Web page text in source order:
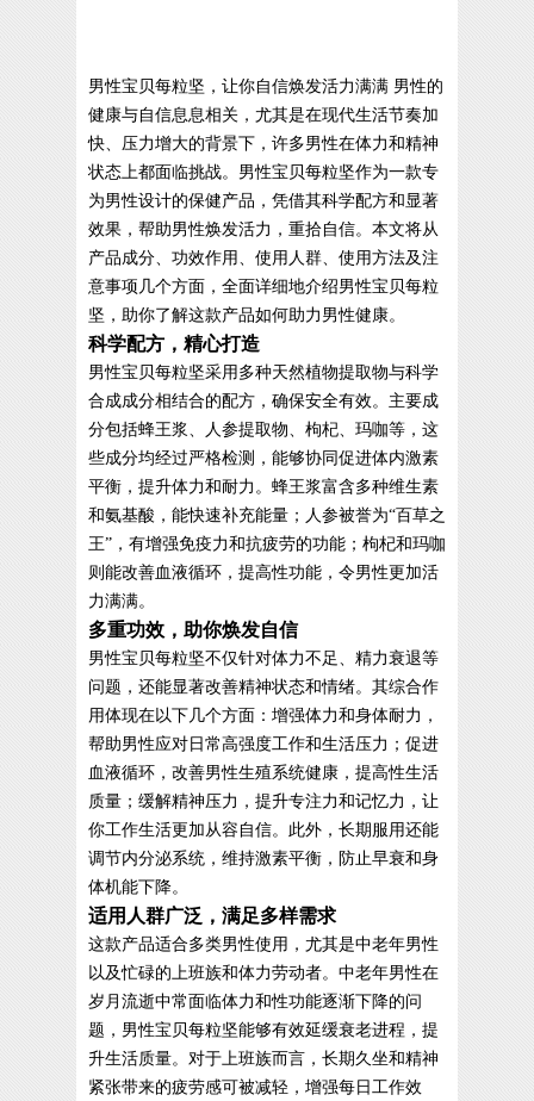
男性宝贝每粒坚，让你自信焕发活力满满 男性的
健康与自信息息相关，尤其是在现代生活节奏加
快、压力增大的背景下，许多男性在体力和精神
状态上都面临挑战。男性宝贝每粒坚作为一款专
为男性设计的保健产品，凭借其科学配方和显著
效果，帮助男性焕发活力，重拾自信。本文将从
产品成分、功效作用、使用人群、使用方法及注
意事项几个方面，全面详细地介绍男性宝贝每粒
坚，助你了解这款产品如何助力男性健康。
科学配方，精心打造
男性宝贝每粒坚采用多种天然植物提取物与科学
合成成分相结合的配方，确保安全有效。主要成
分包括蜂王浆、人参提取物、枸杞、玛咖等，这
些成分均经过严格检测，能够协同促进体内激素
平衡，提升体力和耐力。蜂王浆富含多种维生素
和氨基酸，能快速补充能量；人参被誉为“百草之
王”，有增强免疫力和抗疲劳的功能；枸杞和玛咖
则能改善血液循环，提高性功能，令男性更加活
力满满。
多重功效，助你焕发自信
男性宝贝每粒坚不仅针对体力不足、精力衰退等
问题，还能显著改善精神状态和情绪。其综合作
用体现在以下几个方面：增强体力和身体耐力，
帮助男性应对日常高强度工作和生活压力；促进
血液循环，改善男性生殖系统健康，提高性生活
质量；缓解精神压力，提升专注力和记忆力，让
你工作生活更加从容自信。此外，长期服用还能
调节内分泌系统，维持激素平衡，防止早衰和身
体机能下降。
适用人群广泛，满足多样需求
这款产品适合多类男性使用，尤其是中老年男性
以及忙碌的上班族和体力劳动者。中老年男性在
岁月流逝中常面临体力和性功能逐渐下降的问
题，男性宝贝每粒坚能够有效延缓衰老进程，提
升生活质量。对于上班族而言，长期久坐和精神
紧张带来的疲劳感可被减轻，增强每日工作效